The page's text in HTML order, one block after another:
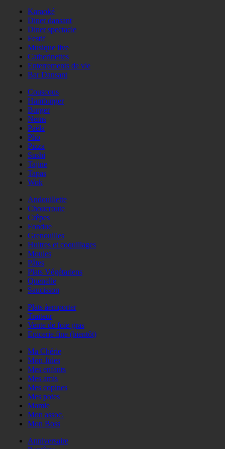
Karaoké
Diner dansant
Diner spectacle
Festif
Musique live
Catherinettes
Enterrements de vie
Bar Dansant
Couscous
Hamburger
Burger
Nems
Paëla
Phö
Pizza
Sushi
Tajine
Tapas
Wok
Andouillette
Choucroute
Crêpes
Fondue
Grenouilles
Huitres et coquillages
Moules
Pâtes
Plats Végétariens
Quenelle
Saucisson
Plats àemporter
Traiteur
Vente de foie gras
Epicerie fine (bientôt)
Ma Chérie
Mon Jules
Mes enfants
Mes amis
Mes copines
Mes potes
Mamie
Mon assoc.
Mon Boss
Anniversaire